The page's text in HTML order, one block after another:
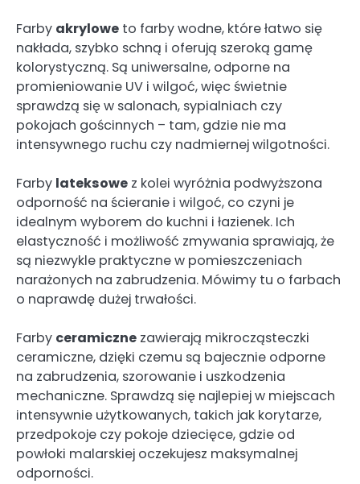
Farby akrylowe to farby wodne, które łatwo się
nakłada, szybko schną i oferują szeroką gamę
kolorystyczną. Są uniwersalne, odporne na
promieniowanie UV i wilgoć, więc świetnie
sprawdzą się w salonach, sypialniach czy
pokojach gościnnych – tam, gdzie nie ma
intensywnego ruchu czy nadmiernej wilgotności.
Farby lateksowe z kolei wyróżnia podwyższona
odporność na ścieranie i wilgoć, co czyni je
idealnym wyborem do kuchni i łazienek. Ich
elastyczność i możliwość zmywania sprawiają, że
są niezwykle praktyczne w pomieszczeniach
narażonych na zabrudzenia. Mówimy tu o farbach
o naprawdę dużej trwałości.
Farby ceramiczne zawierają mikrocząsteczki
ceramiczne, dzięki czemu są bajecznie odporne
na zabrudzenia, szorowanie i uszkodzenia
mechaniczne. Sprawdzą się najlepiej w miejscach
intensywnie użytkowanych, takich jak korytarze,
przedpokoje czy pokoje dziecięce, gdzie od
powłoki malarskiej oczekujesz maksymalnej
odporności.